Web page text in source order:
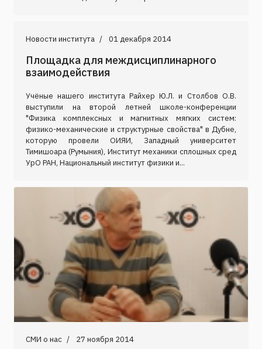
Новости института 01 декабря 2014
Площадка для междисциплинарного
взаимодействия
Учёные нашего института Райхер Ю.Л. и Столбов О.В.
выступили на второй летней школе-конференции
"Физика комплексных и магнитных мягких систем:
физико-механические и структурные свойства" в Дубне,
которую провели ОИЯИ, Западный университет
Тимишоара (Румыния), Институт механики сплошных сред
УрО РАН, Национальный институт физики и...
СМИ о нас 27 ноября 2014